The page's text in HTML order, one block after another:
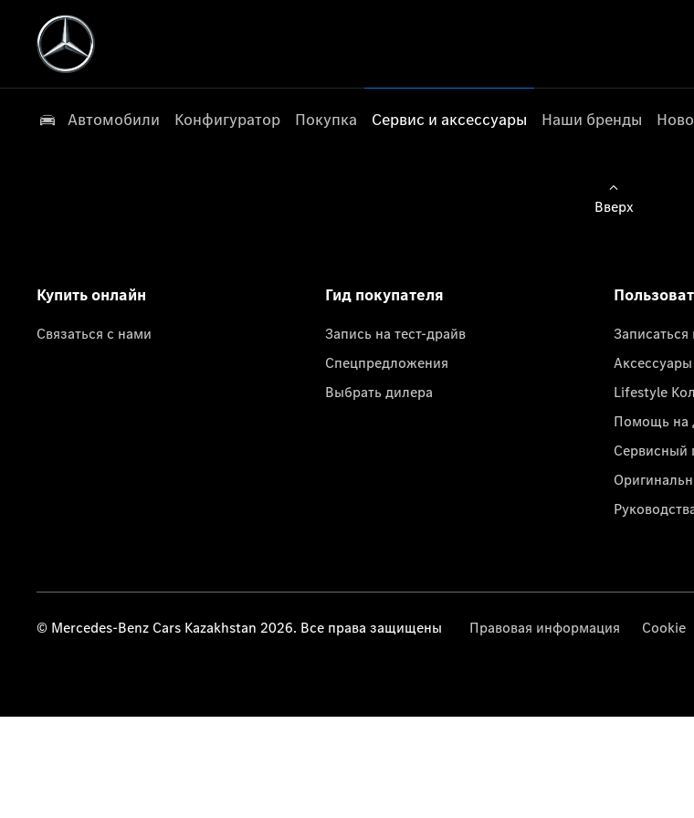
Автомобили Конфигуратор Покупка Сервис и аксессуары Наши бренды
Вверх
Купить онлайн
Связаться с нами
Гид покупателя
Запись на тест-драйв
Спецпредложения
Выбрать дилера
Записаться
Аксессуары
Lifestyle
Помощь на
Сервисный
© Mercedes-Benz Cars Kazakhstan 2026. Все права защищены Правовая информация Cookie